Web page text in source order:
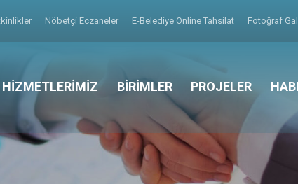
Nöbetçi Eczaneler E-Belediye Online Tahsilat Fotoğraf
HİZMETLERİMİZ BİRİMLER PROJELER